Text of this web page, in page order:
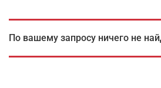
По вашему запросу ничего не